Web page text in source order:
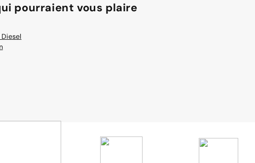
pourraient vous plaire
Diesel